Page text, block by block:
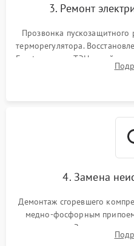
3. Ремонт
Прозвонка пускозащитного
терморегулятора.
Frost, включая ТЭН оттайки и
платы управления
4. Замена
Демонтаж сгоревшего
медно-фосфорным
осушителя. Замена
сломанных заслонок или